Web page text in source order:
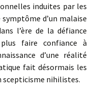
induites par les
d’un malaise
l’ère de la défiance
faire confiance à
d’une réalité
fait désormais les
scepticisme nihilistes.